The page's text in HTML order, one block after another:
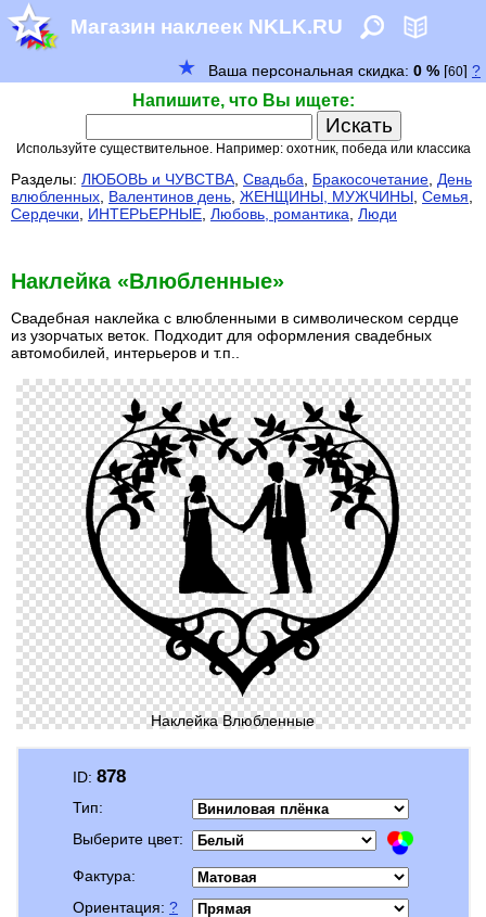
Магазин наклеек NKLK.RU
Напишите, что Вы ищете:
Используйте существительное. Например: охотник, победа или классика
Разделы: ЛЮБОВЬ и ЧУВСТВА Свадьба Бракосочетание День
влюбленных Валентинов день ЖЕНЩИНЫ, МУЖЧИНЫ Семья
Сердечки
ИНТЕРЬЕРНЫЕ Любовь, романтика Люди
Наклейка «Влюбленные»
Свадебная наклейка с влюбленными в символическом сердце
из узорчатых веток. Подходит для оформления свадебных
автомобилей, интерьеров и т.п..
Наклейка Влюбленные
ID: 878
Тип:
Выберите цвет:
Фактура:
Ориентация: ?